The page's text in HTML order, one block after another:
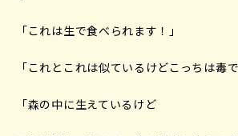
「これは生で食べられます！」
「これとこれは似ているけどこっちは毒で
「森の中に生えているけど